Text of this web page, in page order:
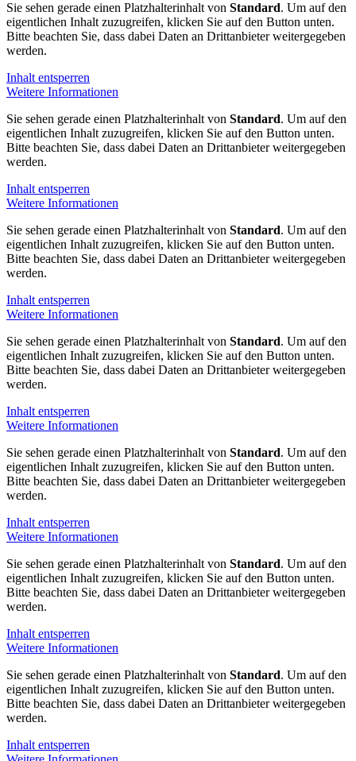
Sie sehen gerade einen Platzhalterinhalt von Standard. Um auf den
eigentlichen Inhalt zuzugreifen, klicken Sie auf den Button unten.
Bitte beachten Sie, dass dabei Daten an Drittanbieter weitergegeben
werden.
Inhalt entsperren
Weitere Informationen
Sie sehen gerade einen Platzhalterinhalt von Standard. Um auf den
eigentlichen Inhalt zuzugreifen, klicken Sie auf den Button unten.
Bitte beachten Sie, dass dabei Daten an Drittanbieter weitergegeben
werden.
Inhalt entsperren
Weitere Informationen
Sie sehen gerade einen Platzhalterinhalt von Standard. Um auf den
eigentlichen Inhalt zuzugreifen, klicken Sie auf den Button unten.
Bitte beachten Sie, dass dabei Daten an Drittanbieter weitergegeben
werden.
Inhalt entsperren
Weitere Informationen
Sie sehen gerade einen Platzhalterinhalt von Standard. Um auf den
eigentlichen Inhalt zuzugreifen, klicken Sie auf den Button unten.
Bitte beachten Sie, dass dabei Daten an Drittanbieter weitergegeben
werden.
Inhalt entsperren
Weitere Informationen
Sie sehen gerade einen Platzhalterinhalt von Standard. Um auf den
eigentlichen Inhalt zuzugreifen, klicken Sie auf den Button unten.
Bitte beachten Sie, dass dabei Daten an Drittanbieter weitergegeben
werden.
Inhalt entsperren
Weitere Informationen
Sie sehen gerade einen Platzhalterinhalt von Standard. Um auf den
eigentlichen Inhalt zuzugreifen, klicken Sie auf den Button unten.
Bitte beachten Sie, dass dabei Daten an Drittanbieter weitergegeben
werden.
Inhalt entsperren
Weitere Informationen
Sie sehen gerade einen Platzhalterinhalt von Standard. Um auf den
eigentlichen Inhalt zuzugreifen, klicken Sie auf den Button unten.
Bitte beachten Sie, dass dabei Daten an Drittanbieter weitergegeben
werden.
Inhalt entsperren